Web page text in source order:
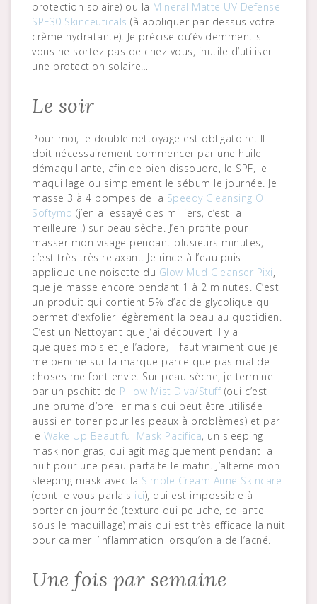
protection solaire) ou la Mineral Matte UV Defense
SPF30 Skinceuticals (à appliquer par dessus votre
crème hydratante). Je précise qu’évidemment si
vous ne sortez pas de chez vous, inutile d’utiliser
une protection solaire…
Le soir
Pour moi, le double nettoyage est obligatoire. Il
doit nécessairement commencer par une huile
démaquillante, afin de bien dissoudre, le SPF, le
maquillage ou simplement le sébum le journée. Je
masse 3 à 4 pompes de la Speedy Cleansing Oil
Softymo (j’en ai essayé des milliers, c’est la
meilleure !) sur peau sèche. J’en profite pour
masser mon visage pendant plusieurs minutes,
c’est très très relaxant. Je rince à l’eau puis
applique une noisette du Glow Mud Cleanser Pixi,
que je masse encore pendant 1 à 2 minutes. C’est
un produit qui contient 5% d’acide glycolique qui
permet d’exfolier légèrement la peau au quotidien.
C’est un Nettoyant que j’ai découvert il y a
quelques mois et je l’adore, il faut vraiment que je
me penche sur la marque parce que pas mal de
choses me font envie. Sur peau sèche, je termine
par un pschitt de Pillow Mist Diva/Stuff(oui c’est
une brume d’oreiller mais qui peut être utilisée
aussi en toner pour les peaux à problèmes) et par
le Wake Up Beautiful Mask Pacifica, un sleeping
mask non gras, qui agit magiquement pendant la
nuit pour une peau parfaite le matin. J’alterne mon
sleeping mask avec la Simple Cream Aime Skincare
(dont je vous parlais ici), qui est impossible à
porter en journée (texture qui peluche, collante
sous le maquillage) mais qui est très efficace la nuit
pour calmer l’inflammation lorsqu’on a de l’acné.
Une fois par semaine